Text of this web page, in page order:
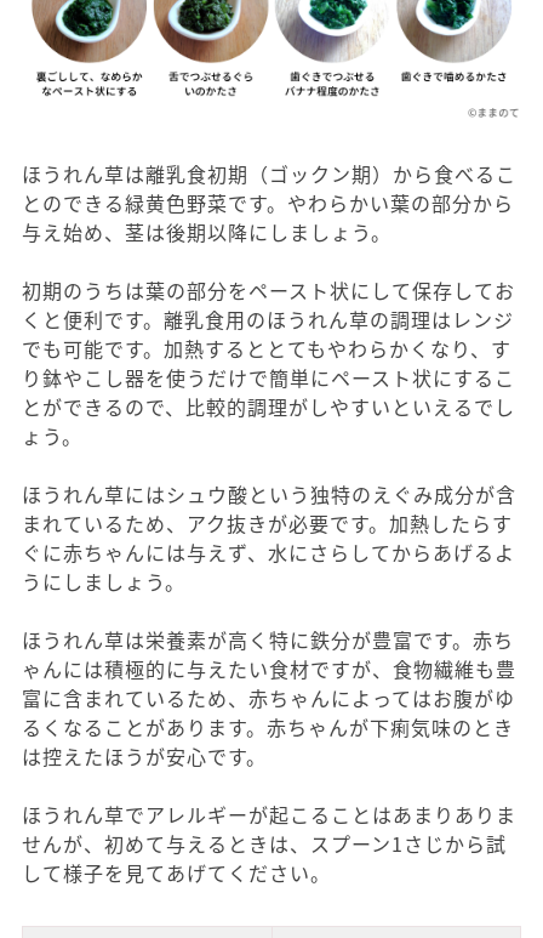
ほうれん草は離乳食初期（ゴックン期）から食べるこ
とのできる緑黄色野菜です。やわらかい葉の部分から
与え始め、茎は後期以降にしましょう。
初期のうちは葉の部分をペースト状にして保存してお
くと便利です。離乳食用のほうれん草の調理はレンジ
でも可能です。加熱するととてもやわらかくなり、す
り鉢やこし器を使うだけで簡単にペースト状にするこ
とができるので、比較的調理がしやすいといえるでし
ょう。
ほうれん草にはシュウ酸という独特のえぐみ成分が含
まれているため、アク抜きが必要です。加熱したらす
ぐに赤ちゃんには与えず、水にさらしてからあげるよ
うにしましょう。
ほうれん草は栄養素が高く特に鉄分が豊富です。赤ち
ゃんには積極的に与えたい食材ですが、食物繊維も豊
富に含まれているため、赤ちゃんによってはお腹がゆ
るくなることがあります。赤ちゃんが下痢気味のとき
は控えたほうが安心です。
ほうれん草でアレルギーが起こることはあまりありま
せんが、初めて与えるときは、スプーン1さじから試
して様子を見てあげてください。